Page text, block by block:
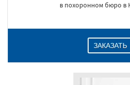
в похоронном бюро в
ЗАКАЗАТЬ